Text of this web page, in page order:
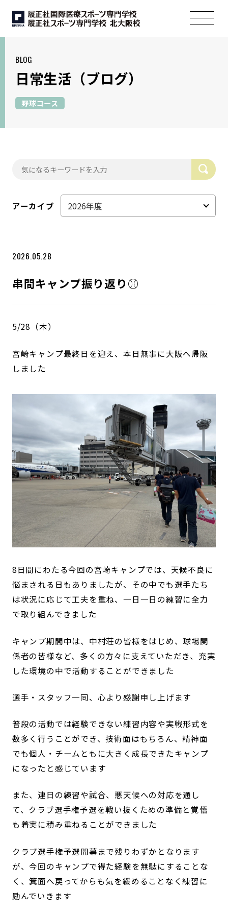
BLOG
日常生活 （ブログ）
野球コース
アーカイブ
2026.05.28
串間キャンプ振り返り⚾️
5/28（木）
宮崎キャンプ最終日を迎え、本日無事に大阪へ帰阪
しました
8日間にわたる今回の宮崎キャンプでは、天候不良に
悩まされる日もありましたが、その中でも選手たち
は状況に応じて工夫を重ね、一日一日の練習に全力
で取り組んできました
キャンプ期間中は、中村荘の皆様をはじめ、球場関
係者の皆様など、多くの方々に支えていただき、充実
した環境の中で活動することができました
選手・スタッフ一同、心より感謝申し上げます
普段の活動では経験できない練習内容や実戦形式を
数多く行うことができ、技術面はもちろん、精神面
でも個人・チームともに大きく成長できたキャンプ
になったと感じています
また、連日の練習や試合、悪天候への対応を通し
て、クラブ選手権予選を戦い抜くための準備と覚悟
も着実に積み重ねることができました
クラブ選手権予選開幕まで残りわずかとなります
が、今回のキャンプで得た経験を無駄にすることな
く、箕面へ戻ってからも気を緩めることなく練習に
励んでいきます